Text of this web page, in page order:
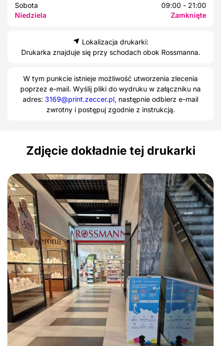
Sobota
09:00 - 21:00
Niedziela
Zamknięte
Lokalizacja drukarki:
Drukarka znajduje się przy schodach obok Rossmanna.
W tym punkcie istnieje możliwość utworzenia zlecenia
poprzez e-mail. Wyślij pliki do wydruku w załączniku na
adres: 3169@print.zeccer.pl, następnie odbierz e-mail
zwrotny i postępuj zgodnie z instrukcją.
Zdjęcie dokładnie tej drukarki